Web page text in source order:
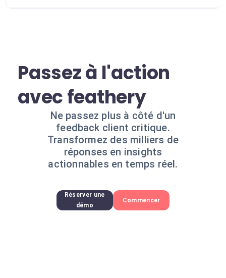
Passez à l'action
avec feathery
Ne passez plus à côté d'un
feedback client critique.
Transformez des milliers de
réponses en insights
actionnables en temps réel.
Réserver une
démo
Commencer